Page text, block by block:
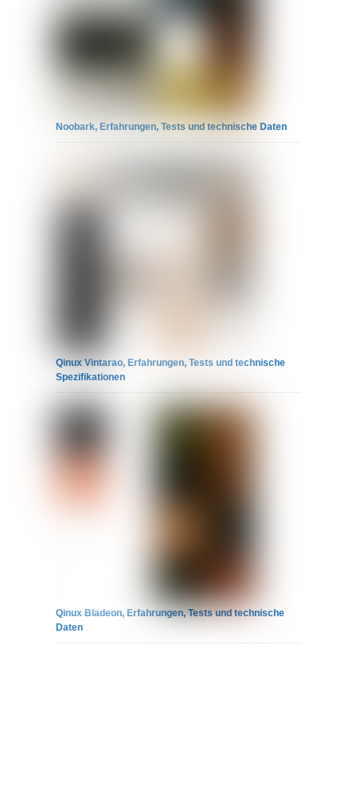
Noobark, Erfahrungen, Tests und technische Daten
Qinux Vintarao, Erfahrungen, Tests und technische
Spezifikationen
Qinux Bladeon, Erfahrungen, Tests und technische
Daten